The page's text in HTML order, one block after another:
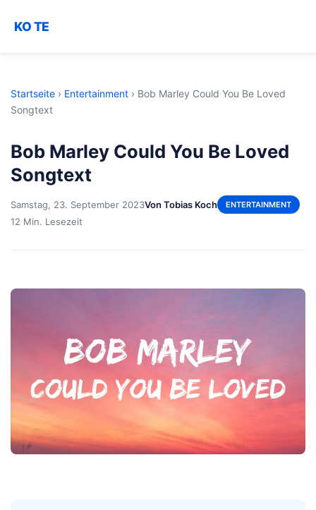
KO TE
Startseite › Entertainment › Bob Marley Could You Be Loved
Songtext
Bob Marley Could You Be Loved
Songtext
Samstag, 23. September 2023Von Tobias Koch ENTERTAINMENT
12 Min. Lesezeit